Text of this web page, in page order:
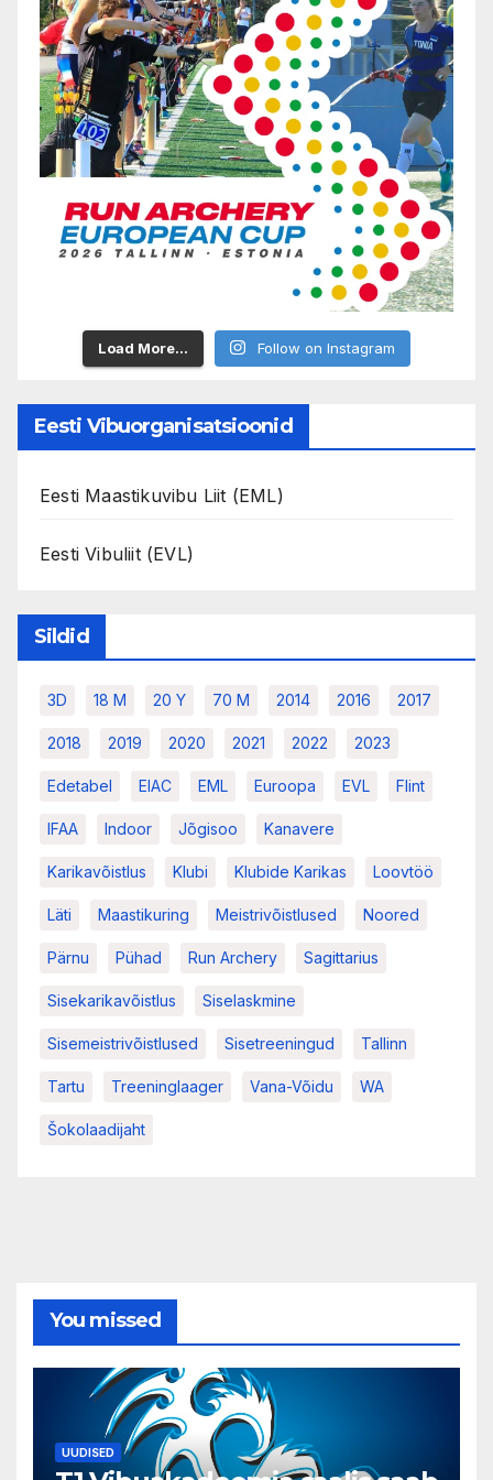
Load More... Follow on Instagram
Eesti Vibuorganisatsioonid
Eesti Maastikuvibu Liit (EML)
Eesti Vibuliit (EVL)
Sildid
3D 18 M 20 Y 70 M 2014 2016 2017
2018 2019 2020 2021 2022 2023
Edetabel EIAC EML Euroopa EVL Flint
IFAA Indoor Jõgisoo Kanavere
Karikavõistlus Klubi Klubide Karikas Loovtöö
Läti Maastikuring Meistrivõistlused Noored
Pärnu Pühad Run Archery Sagittarius
Sisekarikavõistlus Siselaskmine
Sisemeistrivõistlused Sisetreeningud Tallinn
Tartu Treeninglaager Vana-Võidu WA
Šokolaadijaht
You missed
UUDISED